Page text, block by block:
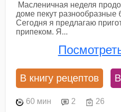
Масленичная неделя
доме пекут разнообразные
Сегодня я предлагаю
припеком. Я...
В книгу рецептов
60 мин 2 26